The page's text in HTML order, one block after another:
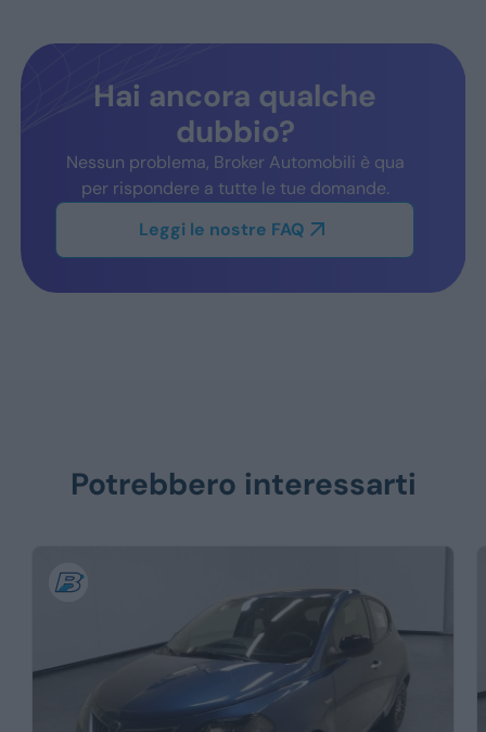
Hai ancora qualche
dubbio?
Nessun problema, Broker Automobili è qua
per rispondere a tutte le tue domande.
Leggi le nostre FAQ
Potrebbero interessarti